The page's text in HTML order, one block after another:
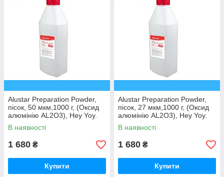
Alustar Preparation Powder,
пісок, 50 мкм,1000 г, (Оксид
алюмінію AL2O3), Hey Yoy.
Франція
В наявності
1 680 ₴
Купити
Alustar Preparation Powder,
пісок, 27 мкм,1000 г, (Оксид
алюмінію AL2O3), Hey Yoy.
Франція
В наявності
1 680 ₴
Купити